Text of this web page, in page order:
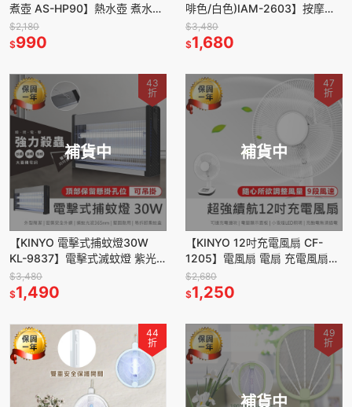
煮壺 AS-HP90】熱水壺 煮水壺
分離式底座 摺疊把手 快煮壺 雙
電壓快煮壺
$2,180
$990
啡色/白色)IAM-2603】按摩眼
罩 眼部按摩 熱敷眼罩 眼周紓壓
眼部舒緩
$3,480
$1,680
補貨中
43
折
【KINYO 電擊式捕蚊燈30W
KL-9837】電擊式滅蚊燈 紫光
誘蚊 雙燈管捕蚊燈 滅蚊器 驅蚊
除蟲 捕蚊燈
$3,480
$1,490
補貨中
47
折
【KINYO 12吋充電風扇 CF-
1205】電風扇 電扇 充電風扇
12吋電風扇 桌扇 涼風扇 立扇 攜
帶式行動風扇
$2,680
$1,250
44
折
補貨中
49
折